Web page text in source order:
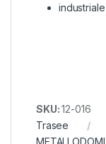
industriale
SKU:12-016
Trasee
METALLODOMI